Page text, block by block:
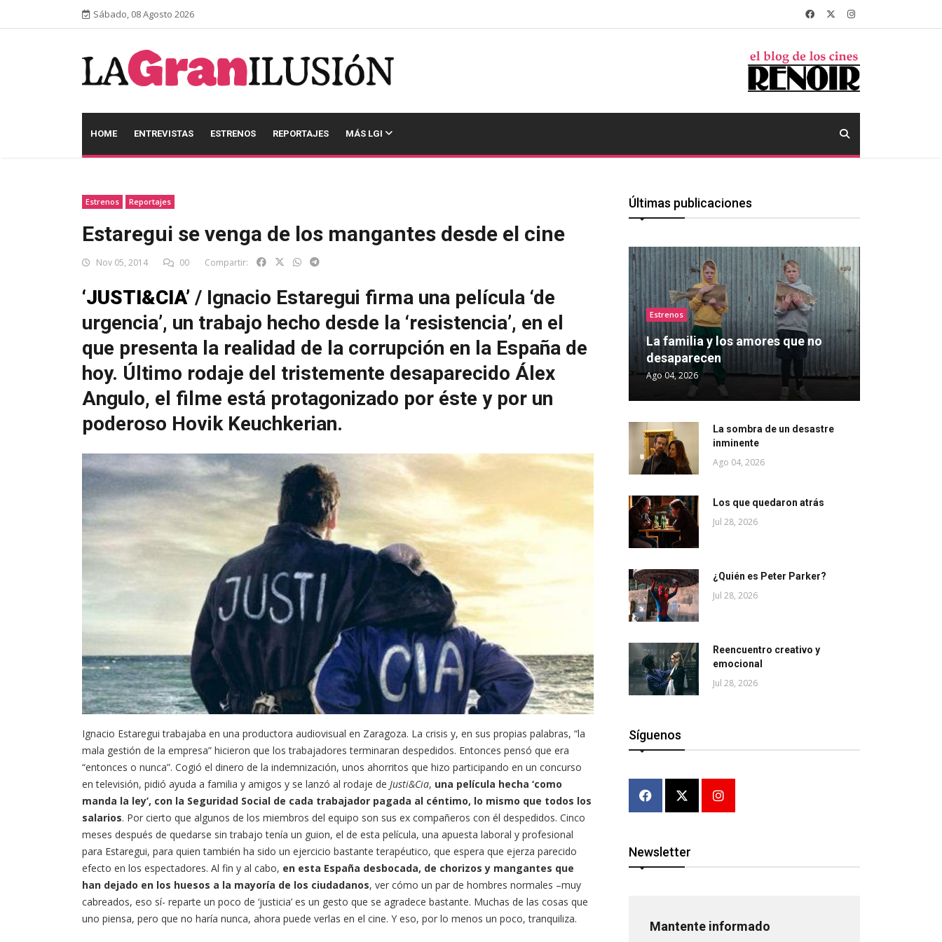
Sábado, 08 Agosto 2026
HOME ENTREVISTAS ESTRENOS REPORTAJES MÁS LGI
Estrenos Reportajes
Estaregui se venga de los mangantes desde el cine
Nov 05, 2014 00 Compartir:
‘JUSTI&CIA’ / Ignacio Estaregui firma una película ‘de
urgencia’, un trabajo hecho desde la ‘resistencia’, en el
que presenta la realidad de la corrupción en la España de
hoy. Último rodaje del tristemente desaparecido Álex
Angulo, el filme está protagonizado por éste y por un
poderoso Hovik Keuchkerian.
Ignacio Estaregui trabajaba en una productora audiovisual en Zaragoza. La crisis y, en sus propias palabras, “la
mala gestión de la empresa” hicieron que los trabajadores terminaran despedidos. Entonces pensó que era
“entonces o nunca”. Cogió el dinero de la indemnización, unos ahorritos que hizo participando en un concurso
en televisión, pidió ayuda a familia y amigos y se lanzó al rodaje de Justi&Cia, una película hecha ‘como
manda la ley’, con la Seguridad Social de cada trabajador pagada al céntimo, lo mismo que todos los
salarios. Por cierto que algunos de los miembros del equipo son sus ex compañeros con él despedidos. Cinco
meses después de quedarse sin trabajo tenía un guion, el de esta película, una apuesta laboral y profesional
para Estaregui, para quien también ha sido un ejercicio bastante terapéutico, que espera que ejerza parecido
efecto en los espectadores. Al fin y al cabo, en esta España desbocada, de chorizos y mangantes que
han dejado en los huesos a la mayoría de los ciudadanos, ver cómo un par de hombres normales –muy
cabreados, eso sí- reparte un poco de ‘justicia’ es un gesto que se agradece bastante. Muchas de las cosas que
uno piensa, pero que no haría nunca, ahora puede verlas en el cine. Y eso, por lo menos un poco, tranquiliza.
Últimas publicaciones
Estrenos
La familia y los amores que no
desaparecen
Ago 04, 2026
La sombra de un desastre
inminente
Ago 04, 2026
Los que quedaron atrás
Jul 28, 2026
¿Quién es Peter Parker?
Jul 28, 2026
Reencuentro creativo y
emocional
Jul 28, 2026
Síguenos
Newsletter
Mantente informado